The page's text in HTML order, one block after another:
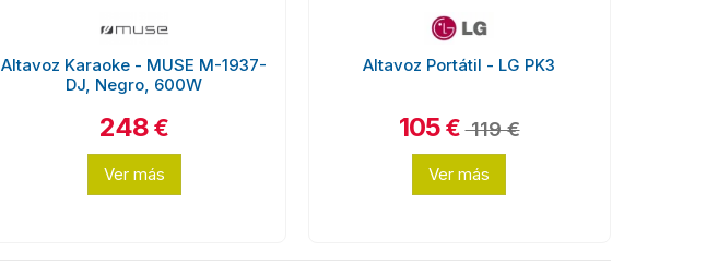
Altavoz Karaoke - MUSE M-1937-
DJ, Negro, 600W
248 €
Ver más
Altavoz Portátil - LG PK3
105 € 119 €
Ver más